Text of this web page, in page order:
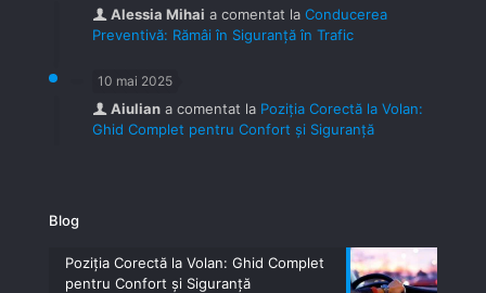
Alessia Mihai a comentat la Conducerea
Preventivă: Rămâi în Siguranță în Trafic
10 mai 2025
Aiulian a comentat la Poziția Corectă la Volan:
Ghid Complet pentru Confort și Siguranță
Blog
Poziția Corectă la Volan: Ghid Complet
pentru Confort și Siguranță